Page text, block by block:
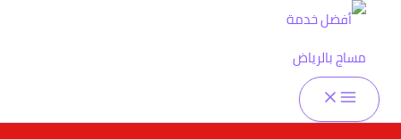
المحتوى
Main
Menu
navigation